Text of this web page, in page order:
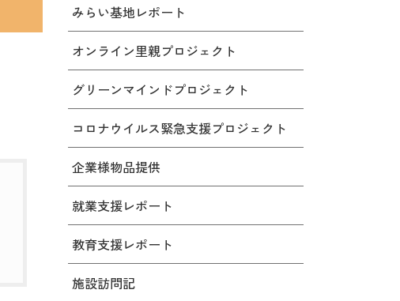
みらい基地レポート
オンライン里親プロジェクト
グリーンマインドプロジェクト
コロナウイルス緊急支援プロジェクト
企業様物品提供
就業支援レポート
教育支援レポート
施設訪問記